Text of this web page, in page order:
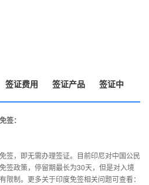
签证费用 签证产品
签证中
免签：
，即无需办理签证。目前印尼对中国公民
签政策，停留期最长为30天，但是对入境
限制。更多关于印度免签相关问题可查看：